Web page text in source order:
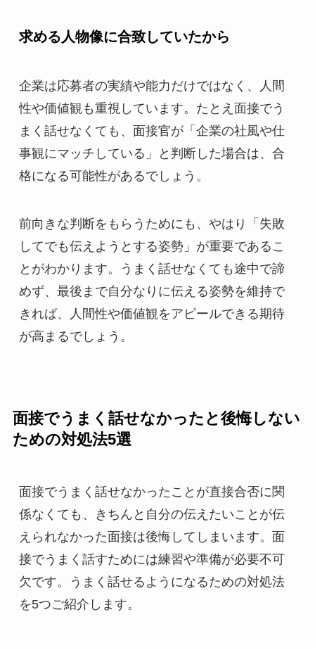
求める人物像に合致していたから
企業は応募者の実績や能力だけではなく、人間
性や価値観も重視しています。たとえ面接でう
まく話せなくても、面接官が「企業の社風や仕
事観にマッチしている」と判断した場合は、合
格になる可能性があるでしょう。
前向きな判断をもらうためにも、やはり「失敗
してでも伝えようとする姿勢」が重要であるこ
とがわかります。うまく話せなくても途中で諦
めず、最後まで自分なりに伝える姿勢を維持で
きれば、人間性や価値観をアピールできる期待
が高まるでしょう。
面接でうまく話せなかったと後悔しない
ための対処法5選
面接でうまく話せなかったことが直接合否に関
係なくても、きちんと自分の伝えたいことが伝
えられなかった面接は後悔してしまいます。面
接でうまく話すためには練習や準備が必要不可
欠です。うまく話せるようになるための対処法
を5つご紹介します。